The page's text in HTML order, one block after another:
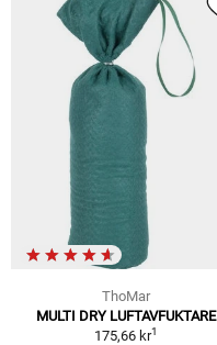
ThoMar
MULTI DRY LUFTAVFUKTARE
175,66 kr1